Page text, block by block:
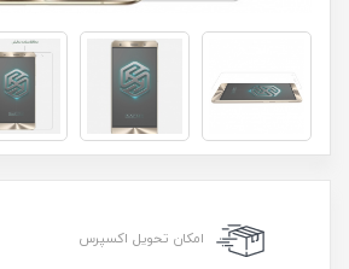
امکان تحویل اکسپرس